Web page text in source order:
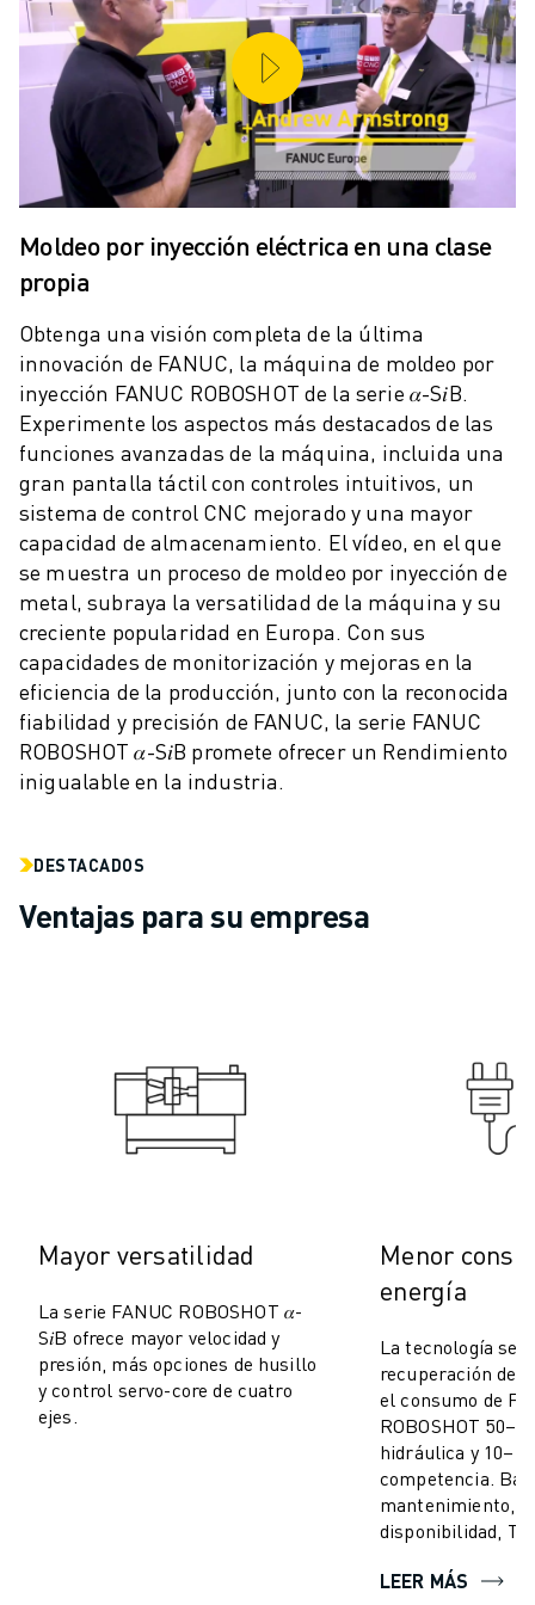
COSTE TOTAL DE PROPIEDAD DE ROBOSHOT
MÁQUINAS DE ELECTROEROSIÓN POR HILO
MÁQUINAS DE CORTE POR ELECTROEROSIÓN DE HILO ROBOCUT
HARDWARE DE ROBOCUT
SOFTWARE DE ROBOCUT
MANTENIMIENTO PREVENTIVO DE ROBOCUT
SOLUCIONES IIOT
SOLUCIONES PARA FÁBRICAS INTELIGENTES
REGISTRO DE PRODUCTOS " PORTAL FANUC
CASOS PRÁCTICOS
SOLUCIONES
INDUSTRIAS
TODAS LAS INDUSTRIAS
AEROESPACIAL
AUTOMOCIÓN
VEHÍCULOS ELÉCTRICOS
ELECTRÓNICA
ALIMENTACIÓN Y BEBIDAS
PLÁSTICOS
ALMACENAMIENTO, LOGÍSTICA, CORREOS Y PAQUETERÍA
APLICACIONES
TODAS LAS APLICACIONES
MONTAJE
RECTIFICADO CNC
FRESADO CNC
MANIPULACIÓN DE MATERIALES
CORTE POR HILO EDM
CASOS PRÁCTICOS
ATENCIÓN AL CLIENTE
ATENCIÓN AL CLIENTE
FANUC PLANS
CAMPO Y MANTENIMIENTO
ASISTENCIA TÉCNICA A DISTANCIA
Moldeo por inyección eléctrica en una clase
propia
Obtenga una visión completa de la última
innovación de FANUC, la máquina de moldeo por
inyección FANUC ROBOSHOT de la serie 𝛼-S𝑖B.
Experimente los aspectos más destacados de las
funciones avanzadas de la máquina, incluida una
gran pantalla táctil con controles intuitivos, un
sistema de control CNC mejorado y una mayor
capacidad de almacenamiento. El vídeo, en el que
se muestra un proceso de moldeo por inyección de
metal, subraya la versatilidad de la máquina y su
creciente popularidad en Europa. Con sus
capacidades de monitorización y mejoras en la
eficiencia de la producción, junto con la reconocida
fiabilidad y precisión de FANUC, la serie FANUC
ROBOSHOT 𝛼-S𝑖B promete ofrecer un Rendimiento
inigualable en la industria.
DESTACADOS
Ventajas para su empresa
Mayor versatilidad
La serie FANUC ROBOSHOT 𝛼-
S𝑖B ofrece mayor velocidad y
presión, más opciones de husillo
y control servo-core de cuatro
ejes.
Menor
energía
La tecnología
recuperación de
el consumo de
ROBOSHOT
hidráulica y
competencia.
mantenimiento,
disponibilidad,
LEER MÁS